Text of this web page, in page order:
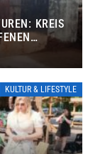
KREIS
KULTUR & LIFESTYLE